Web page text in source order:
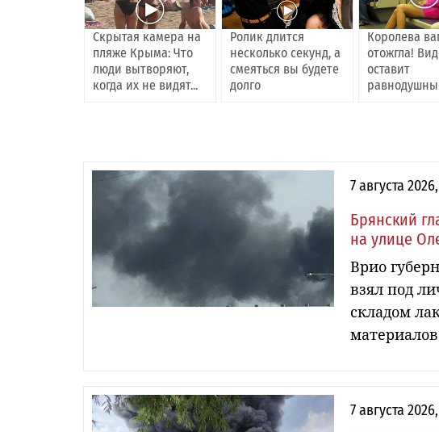
Скрытая камера на
пляже Крыма: Что
люди вытворяют,
когда их не видят...
Ролик длится
несколько секунд, а
смеяться вы будете
долго
Королева
отожгла!
оставит
7 августа
Брянский
на улице
Врио
взял под
складом
7 августа